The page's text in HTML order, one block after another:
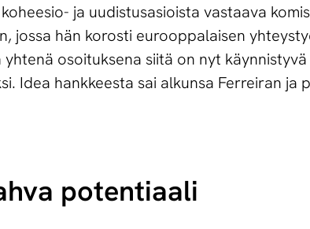
ja uudistusasioista vastaava
jossa hän korosti eurooppalaisen
yhtenä osoituksena siitä on nyt
Idea hankkeesta sai alkunsa Ferreiran ja
potentiaali